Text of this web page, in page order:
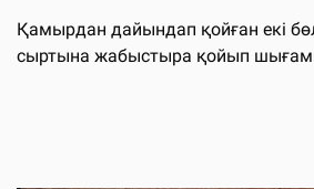
Қамырдан дайындап қойған екі
сыртына жабыстыра қойып